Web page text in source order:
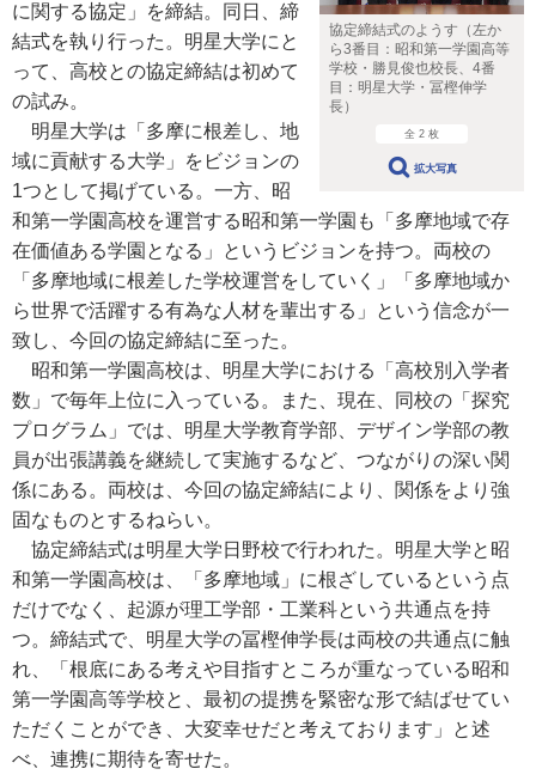
協定締結式のようす（左か
ら3番目：昭和第一学園高等
学校・勝見俊也校長、4番
目：明星大学・冨樫伸学
長）
全 2 枚
拡大写真
に関する協定」を締結。同日、締
結式を執り行った。明星大学にと
って、高校との協定締結は初めて
の試み。
明星大学は「多摩に根差し、地
域に貢献する大学」をビジョンの
1つとして掲げている。一方、昭
和第一学園高校を運営する昭和第一学園も「多摩地域で存
在価値ある学園となる」というビジョンを持つ。両校の
「多摩地域に根差した学校運営をしていく」「多摩地域か
ら世界で活躍する有為な人材を輩出する」という信念が一
致し、今回の協定締結に至った。
昭和第一学園高校は、明星大学における「高校別入学者
数」で毎年上位に入っている。また、現在、同校の「探究
プログラム」では、明星大学教育学部、デザイン学部の教
員が出張講義を継続して実施するなど、つながりの深い関
係にある。両校は、今回の協定締結により、関係をより強
固なものとするねらい。
協定締結式は明星大学日野校で行われた。明星大学と昭
和第一学園高校は、「多摩地域」に根ざしているという点
だけでなく、起源が理工学部・工業科という共通点を持
つ。締結式で、明星大学の冨樫伸学長は両校の共通点に触
れ、「根底にある考えや目指すところが重なっている昭和
第一学園高等学校と、最初の提携を緊密な形で結ばせてい
ただくことができ、大変幸せだと考えております」と述
べ、連携に期待を寄せた。